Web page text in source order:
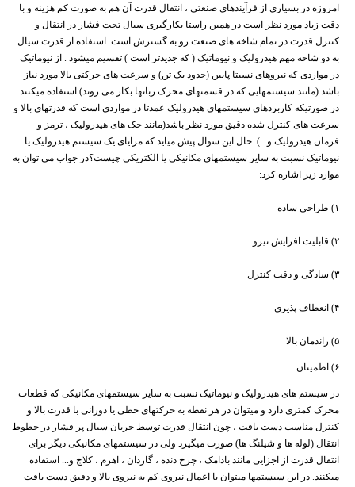
امروزه در بسیاری از فرآیندهای صنعتی ، انتقال قدرت آن هم به صورت کم هزینه و با
دقت زیاد مورد نظر است در همین راستا بکارگیری سیال تحت فشار در انتقال و
کنترل قدرت در تمام شاخه های صنعت رو به گسترش است. استفاده از قدرت سیال
به دو شاخه مهم هیدرولیک و نیوماتیک ( که جدیدتر است ) تقسیم میشود . از نیوماتیک
در مواردی که نیروهای نسبتا پایین (حدود یک تن) و سرعت های حرکتی بالا مورد نیاز
باشد (مانند سیستمهایی که در قسمتهای محرک رباتها بکار می روند) استفاده میکنند
در صورتیکه کاربردهای سیستمهای هیدرولیک عمدتا در مواردی است که قدرتهای بالا و
سرعت های کنترل شده دقیق مورد نظر باشد(مانند جک های هیدرولیک ، ترمز و
فرمان هیدرولیک و...). حال این سوال پیش میاید که مزایای یک سیستم هیدرولیک یا
نیوماتیک نسبت به سایر سیستمهای مکانیکی یا الکتریکی چیست؟در جواب می توان به
موارد زیر اشاره کرد:
۱) طراحی ساده
۲) قابلیت افزایش نیرو
۳) سادگی و دقت کنترل
۴) انعطاف پذیری
۵) راندمان بالا
۶) اطمینان
در سیستم های هیدرولیک و نیوماتیک نسبت به سایر سیستمهای مکانیکی که قطعات
محرک کمتری دارد و میتوان در هر نقطه به حرکتهای خطی یا دورانی با قدرت بالا و
کنترل مناسب دست یافت ، چون انتقال قدرت توسط جریان سیال پر فشار در خطوط
انتقال (لوله ها و شیلنگ ها) صورت میگیرد ولی در سیستمهای مکانیکی دیگر برای
انتقال قدرت از اجزایی مانند بادامک ، چرخ دنده ، گاردان ، اهرم ، کلاچ و... استفاده
میکنند. در این سیستمها میتوان با اعمال نیروی کم به نیروی بالا و دقیق دست یافت